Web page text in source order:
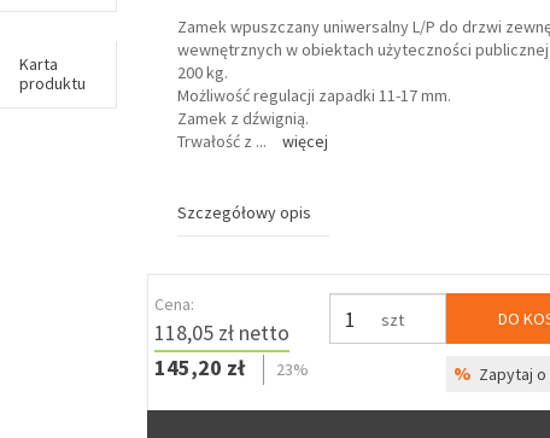
Karta
produktu
Zamek wpuszczany uniwersalny L/P do drzwi
wewnętrznych w obiektach użyteczności
200 kg.
Możliwość regulacji zapadki 11-17 mm.
Zamek z dźwignią.
Trwałość z ... więcej
Szczegółowy opis
Cena:
118,05 zł netto
145,20 zł
23%
szt DO
% Zapytaj